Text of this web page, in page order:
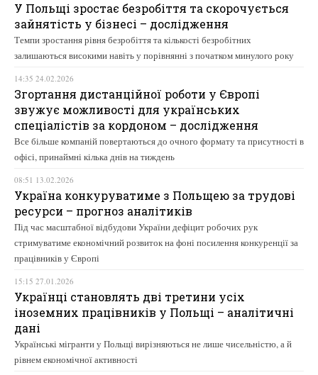
У Польщі зростає безробіття та скорочується
зайнятість у бізнесі – дослідження
Темпи зростання рівня безробіття та кількості безробітних
залишаються високими навіть у порівнянні з початком минулого року
14:35 24.02.2026
Згортання дистанційної роботи у Європі
звужує можливості для українських
спеціалістів за кордоном – дослідження
Все більше компаній повертаються до очного формату та присутності в
офісі, принаймні кілька днів на тиждень
08:51 13.02.2026
Україна конкуруватиме з Польщею за трудові
ресурси – прогноз аналітиків
Під час масштабної відбудови України дефіцит робочих рук
стримуватиме економічний розвиток на фоні посилення конкуренції за
працівників у Європі
15:15 27.01.2026
Українці становлять дві третини усіх
іноземних працівників у Польщі – аналітичні
дані
Українські мігранти у Польщі вирізняються не лише чисельністю, а й
рівнем економічної активності